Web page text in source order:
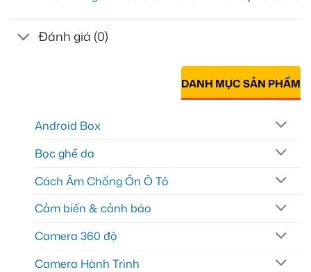
Đánh giá (0)
DANH MỤC SẢN PHẨM
Android Box
Bọc ghế da
Cách Âm Chống Ồn Ô Tô
Cảm biến & cảnh báo
Camera 360 độ
Camera Hành Trình